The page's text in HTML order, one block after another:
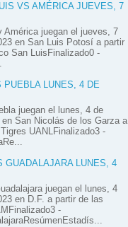
VS AMÉRICA JUEVES, 7
América juegan el jueves, 7
en San Luis Potosí a partir
San LuisFinalizado0 -
PUEBLA LUNES, 4 DE
juegan el lunes, 4 de
San Nicolás de los Garza a
UANLFinalizado3 -
GUADALAJARA LUNES, 4
juegan el lunes, 4
en D.F. a partir de las
-